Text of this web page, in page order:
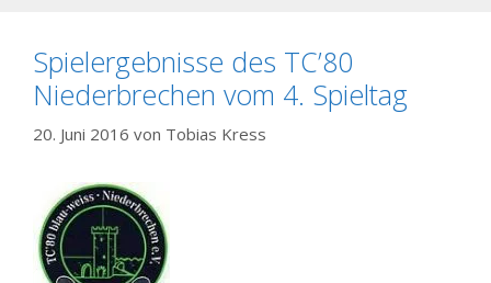
Spielergebnisse des TC’80
Niederbrechen vom 4. Spieltag
20. Juni 2016 von Tobias Kress